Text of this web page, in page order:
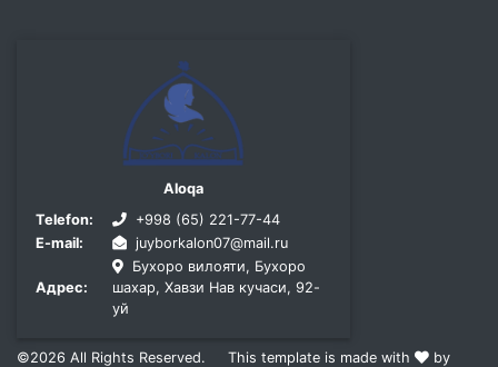
Aloqa
Telefon:
+998 (65) 221-77-44
E-mail:
juyborkalon07@mail.ru
Адрес:
Бухоро вилояти, Бухоро
шахар, Хавзи Нав кучаси, 92-
уй
©2026 All Rights Reserved. This template is made with
by